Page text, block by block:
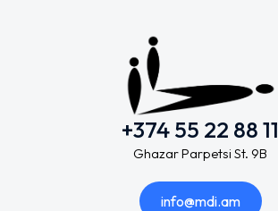
+374 55 22 88 11
Ghazar Parpetsi St. 9B
info@mdi.am